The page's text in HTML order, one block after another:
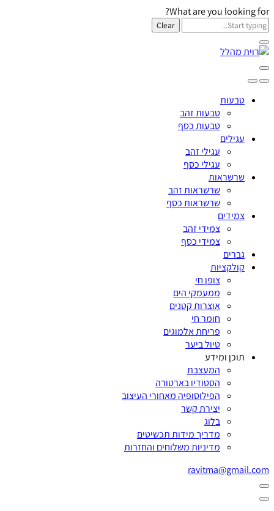
What are you looking for?
Clear
טבעות
טבעות זהב
טבעות כסף
עגילים
עגילי זהב
עגילי כסף
שרשראות
שרשראות זהב
שרשראות כסף
צמידים
צמידי זהב
צמידי כסף
גברים
קולקציות
צופן חי
ממעמקי הים
אוצרות קטנים
חומר חי
פריחת אלמוגים
טיול ביער
תוכן ומידע
המעצבת
הסטודיו בארטורה
הפילוסופיה מאחורי העיצוב
יצירת קשר
בלוג
מדריך מידות תכשיטים
מדיניות משלוחים והחזרות
ravitma@gmail.com